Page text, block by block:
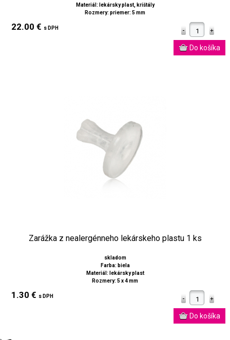
Materiál: lekársky plast, krištály
Rozmery: priemer: 5 mm
22.00 € s DPH
Zarážka z nealergénneho lekárskeho plastu 1 ks
skladom
Farba: biela
Materiál: lekársky plast
Rozmery: 5 x 4 mm
1.30 € s DPH